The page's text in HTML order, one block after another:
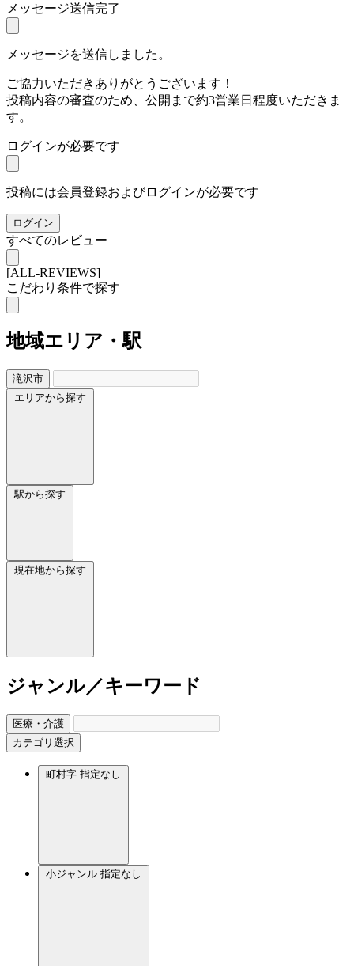
メッセージ送信完了
メッセージを送信しました。
ご協力いただきありがとうございます！
投稿内容の審査のため、公開まで約3営業日程度いただきま
す。
ログインが必要です
投稿には会員登録およびログインが必要です
ログイン
すべてのレビュー
[ALL-REVIEWS]
こだわり条件で探す
地域エリア・駅
滝沢市
エリアから探す
駅から探す
現在地から探す
ジャンル／キーワード
医療・介護
カテゴリ選択
町村字 指定なし
小ジャンル 指定なし